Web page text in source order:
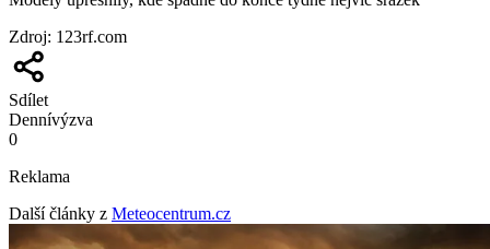
Zdroj: 123rf.com
Sdílet
Dennívýzva
0
Reklama
Další články z Meteocentrum.cz